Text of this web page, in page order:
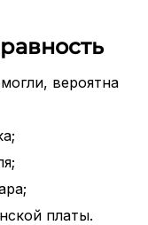
вероятна
платы.